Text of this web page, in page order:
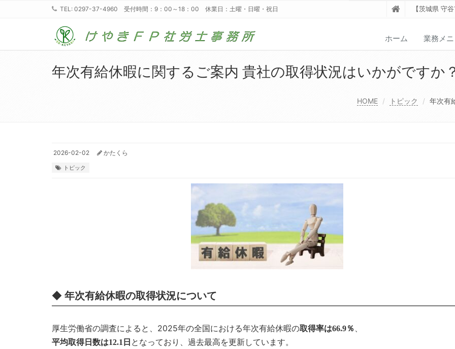
TEL: 0297-37-4960 受付時間：9：00～18：00 休業日：土曜・日曜・祝日 【茨城県 守
ホーム 業務メ
年次有給休暇に関するご案内 貴社の取得状況はいかがですか
HOME トピック 年次有
2026-02-02 かたくら
トピック
◆ 年次有給休暇の取得状況について
厚生労働省の調査によると、2025年の全国における年次有給休暇の取得率は66.9％ 、
平均取得日数は12.1日 となっており、過去最高を更新しています。